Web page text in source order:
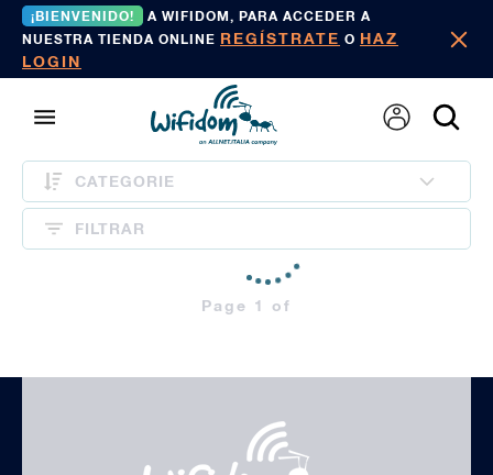
¡BIENVENIDO!
A WIFIDOM, PARA ACCEDER A
NUESTRA TIENDA ONLINE REGÍSTRATE O HAZ
LOGIN
CATEGORIE
FILTRAR
Page 1 of